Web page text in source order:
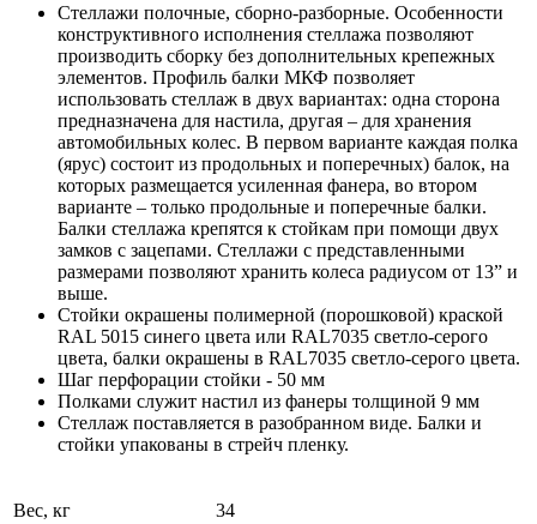
Стеллажи полочные, сборно-разборные. Особенности
конструктивного исполнения стеллажа позволяют
производить сборку без дополнительных крепежных
элементов. Профиль балки МКФ позволяет
использовать стеллаж в двух вариантах: одна сторона
предназначена для настила, другая – для хранения
автомобильных колес. В первом варианте каждая полка
(ярус) состоит из продольных и поперечных) балок, на
которых размещается усиленная фанера, во втором
варианте – только продольные и поперечные балки.
Балки стеллажа крепятся к стойкам при помощи двух
замков с зацепами. Стеллажи с представленными
размерами позволяют хранить колеса радиусом от 13” и
выше.
Стойки окрашены полимерной (порошковой) краской
RAL 5015 синего цвета или RAL7035 светло-серого
цвета, балки окрашены в RAL7035 светло-серого цвета.
Шаг перфорации стойки - 50 мм
Полками служит настил из фанеры толщиной 9 мм
Стеллаж поставляется в разобранном виде. Балки и
стойки упакованы в стрейч пленку.
Вес, кг
34